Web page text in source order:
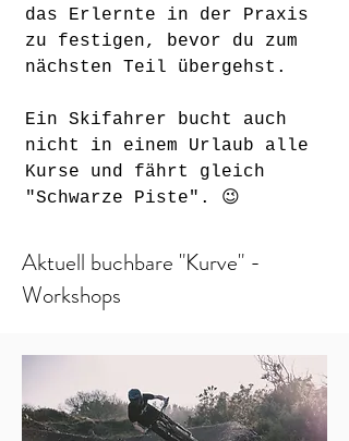
das Erlernte in der Praxis
zu festigen, bevor du zum
nächsten Teil übergehst.
Ein Skifahrer bucht auch
nicht in einem Urlaub alle
Kurse und fährt gleich
"Schwarze Piste". 😉
Aktuell buchbare "Kurve" -
Workshops